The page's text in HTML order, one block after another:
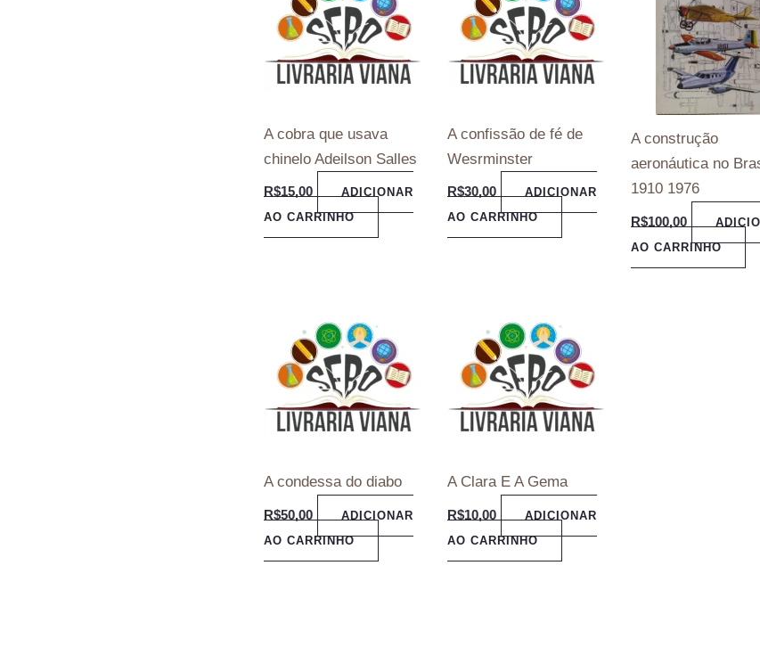
A cobra que usava
chinelo Adeilson Salles
R$15,00
ADICIONAR
AO CARRINHO
A confissão de fé de
Wesrminster
R$30,00
ADICIONAR
AO CARRINHO
A construção
aeronáutica no
1910 1976
R$100,00
AO CARRINHO
A condessa do diabo
R$50,00
ADICIONAR
AO CARRINHO
A Clara E A Gema
R$10,00
ADICIONAR
AO CARRINHO